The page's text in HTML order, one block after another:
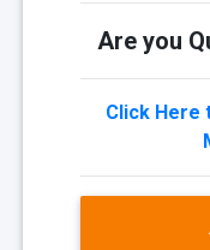
Are you
Click Here